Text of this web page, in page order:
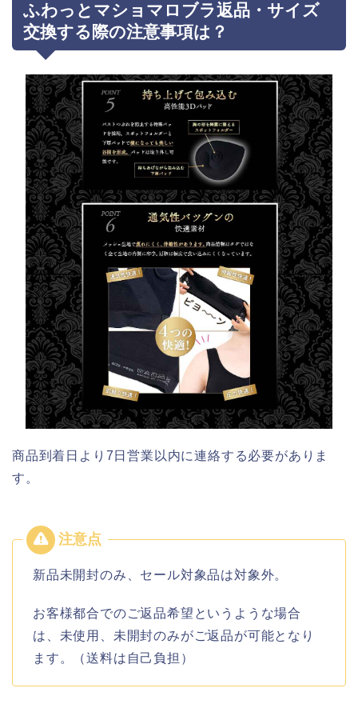
ふわっとマショマロブラ返品・サイズ
交換する際の注意事項は？
商品到着日より7日営業以内に連絡する必要がありま
す。
新品未開封のみ、セール対象品は対象外。
お客様都合でのご返品希望というような場合
は、未使用、未開封のみがご返品が可能となり
ます。（送料は自己負担）